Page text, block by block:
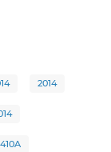
2014